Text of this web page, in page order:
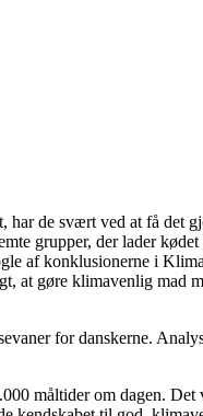
har de svært ved at få
grupper, der lader
af konklusionerne i
at gøre klimavenlig mad
for danskerne.
måltider om dagen.